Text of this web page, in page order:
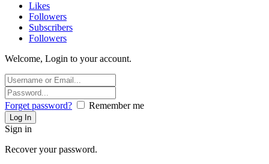
Likes
Followers
Subscribers
Followers
Welcome, Login to your account.
Forget password? Remember me
Sign in
Recover your password.